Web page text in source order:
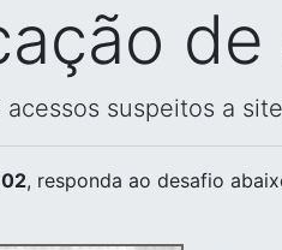
suspeitos a
, responda ao desafio